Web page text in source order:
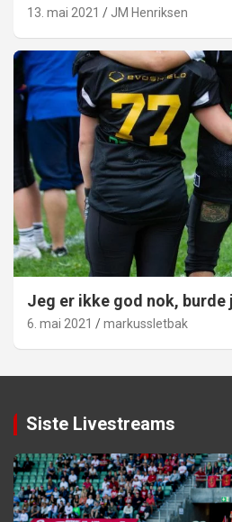
13. mai 2021 JM Henriksen
Jeg er ikke god nok, burde
6. mai 2021 markussletbak
Siste Livestreams